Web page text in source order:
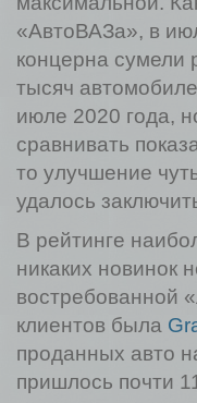
«АвтоВАЗа», в
концерна сумели
тысяч
июле 2020 года,
сравнивать
то улучшение
удалось
В рейтинге
никаких новинок
востребованной
клиентов была
проданных авто
пришлось почти